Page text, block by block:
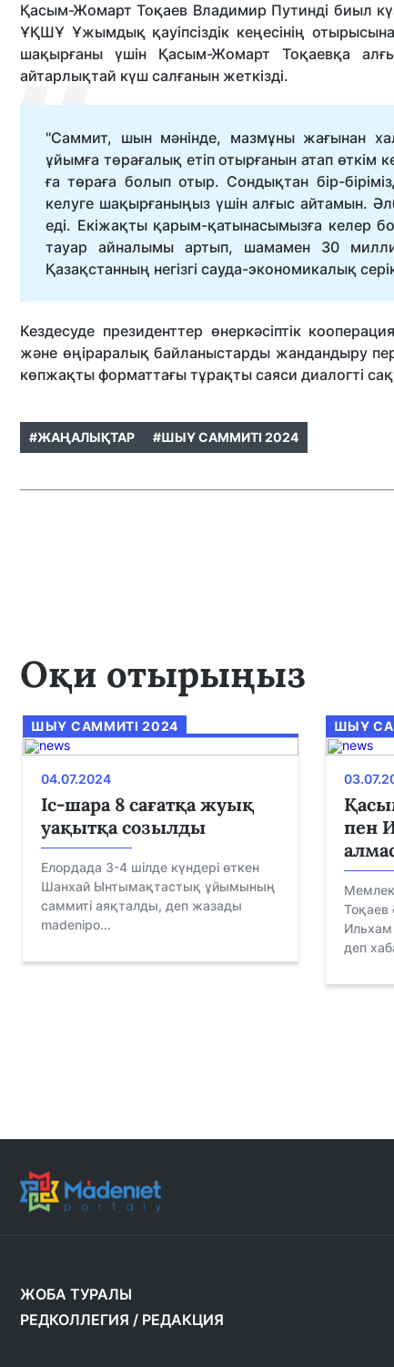
Қасым-Жомарт Тоқаев Владимир Путинді биыл
ҰҚШҰ Ұжымдық қауіпсіздік кеңесінің
шақырғаны үшін Қасым-Жомарт Тоқаевқа
айтарлықтай күш салғанын жеткізді.
"Саммит, шын мәнінде, мазмұны жағынан
ұйымға төрағалық етіп отырғанын атап
ға төраға болып отыр. Сондықтан бір-
келуге шақырғаныңыз үшін алғыс айтамын.
еді. Екіжақты қарым-қатынасымызға келер
тауар айналымы артып, шамамен 30
Қазақстанның негізгі сауда-экономикалық
Кездесуде президенттер өнеркәсіптік
және өңіраралық байланыстарды жандандыру
көпжақты форматтағы тұрақты саяси диалогті
#ЖАҢАЛЫҚТАР #ШЫҰ САММИТІ 2024
Оқи отырыңыз
ШЫҰ САММИТІ 2024
04.07.2024
Іс-шара 8 сағатқа жуық
уақытқа созылды
Елордада 3-4 шілде күндері өткен
Шанхай Ынтымақтастық ұйымының
саммиті аяқталды, деп жазады
madenipo...
ШЫҰ
пен
Тоқаев
Ильхам
деп
ЖОБА ТУРАЛЫ
РЕДКОЛЛЕГИЯ / РЕДАКЦИЯ